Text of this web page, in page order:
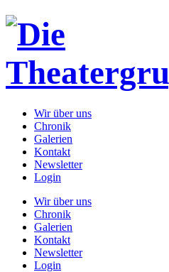
Wir über uns
Chronik
Galerien
Kontakt
Newsletter
Login
Wir über uns
Chronik
Galerien
Kontakt
Newsletter
Login